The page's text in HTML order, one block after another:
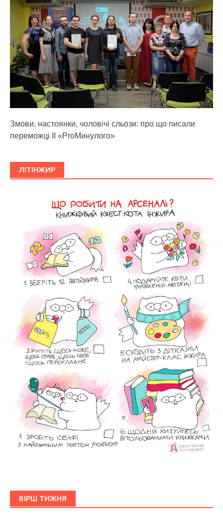
Змови, настоянки, чоловічі сльози: про що писали
переможці ІІ «ProМинулого»
ЛІТІНЖИР
ВІРШ ТИЖНЯ